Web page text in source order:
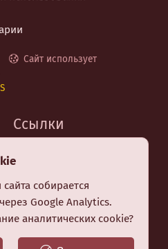
Сайт использует
Ссылки
собирается
Google Analytics.
аналитических cookie?